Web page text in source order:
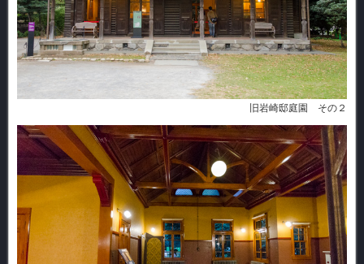
旧岩崎邸庭園 その２